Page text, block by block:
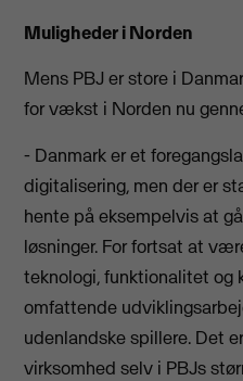
Muligheder i Norden
Mens PBJ er store i
for vækst i Norden nu
- Danmark er et
digitalisering, men der er
hente på eksempelvis at
løsninger. For fortsat at
teknologi, funktionalitet
omfattende
udenlandske spillere. Det
virksomhed selv i PBJs